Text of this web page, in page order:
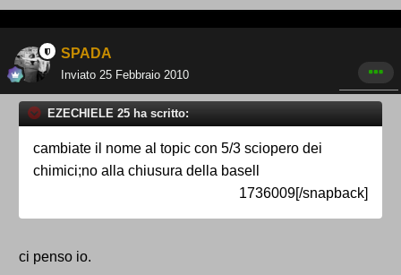
SPADA
Inviato 25 Febbraio 2010
EZECHIELE 25 ha scritto:
cambiate il nome al topic con 5/3 sciopero dei
chimici;no alla chiusura della basell
1736009[/snapback]
ci penso io.